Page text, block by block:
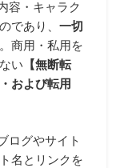
容・キャラク
であり、一切
。商用・私用を
い 【無断転
および転用
ログやサイト
名とリンクを